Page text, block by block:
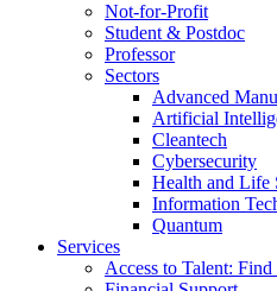
Not-for-Profit
Student & Postdoc
Professor
Sectors
Advanced
Artificial
Cleantech
Cybersecurity
Health and Life
Information
Quantum
Services
Access to Talent: